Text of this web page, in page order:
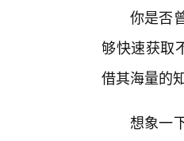
你是否
够快速获取
借其海量的
想象一